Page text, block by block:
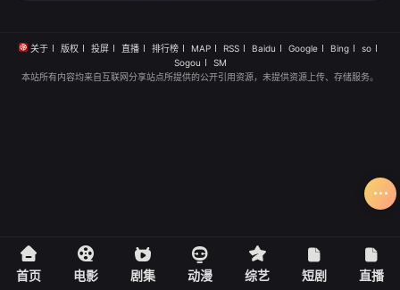
关于 版权 投屏 直播 排行榜 MAP RSS Baidu Google Bing
so
Sogou
SM
本站所有内容均来自互联网分享站点所提供的公开引用资源，未提供资源上传、存储服务。
首页 电影 剧集 动漫 综艺 短剧 直播